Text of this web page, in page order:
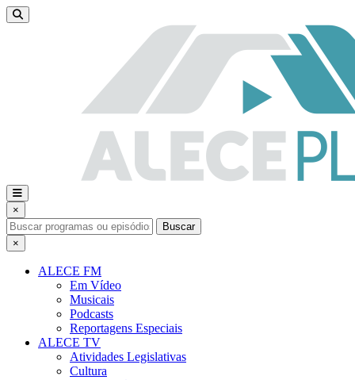
×
Buscar
×
ALECE FM
Em Vídeo
Musicais
Podcasts
Reportagens Especiais
ALECE TV
Atividades Legislativas
Cultura